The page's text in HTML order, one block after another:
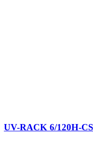
UV-RACK 6/120H-